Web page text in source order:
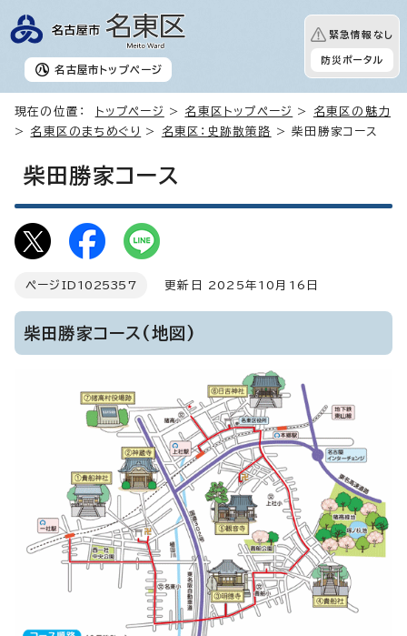
名古屋市 トップページ
緊急情報なし
防災ポータル
現在の位置： トップページ > 名東区トップページ > 名東区の魅力
> 名東区のまちめぐり > 名東区：史跡散策路 > 柴田勝家コース
柴田勝家コース
ページID 1025357 更新日 2025年10月16日
柴田勝家コース(地図)